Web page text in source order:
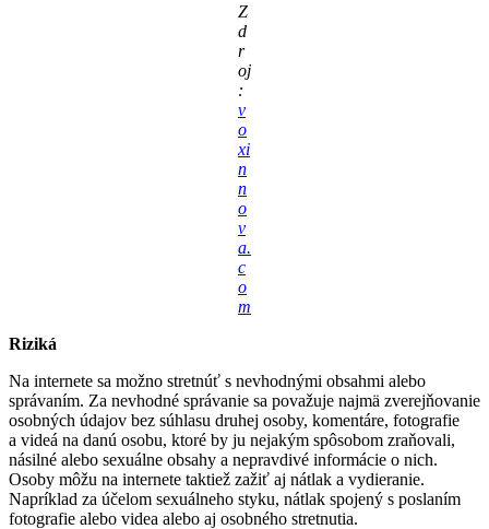
Z
d
r
oj
:
v
o
xi
n
n
o
v
a.
c
o
m
Riziká
Na internete sa možno stretnúť s nevhodnými obsahmi alebo
správaním. Za nevhodné správanie sa považuje najmä zverejňovanie
osobných údajov bez súhlasu druhej osoby, komentáre, fotografie
a videá na danú osobu, ktoré by ju nejakým spôsobom zraňovali,
násilné alebo sexuálne obsahy a nepravdivé informácie o nich.
Osoby môžu na internete taktiež zažiť aj nátlak a vydieranie.
Napríklad za účelom sexuálneho styku, nátlak spojený s poslaním
fotografie alebo videa alebo aj osobného stretnutia.